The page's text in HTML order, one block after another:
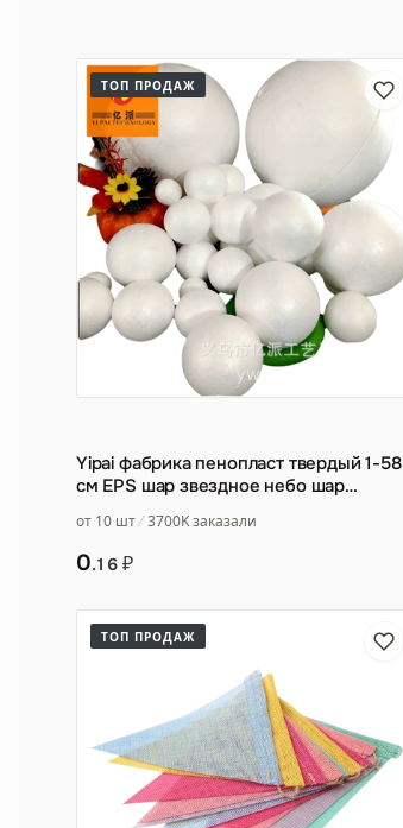
Товары
ТОП ПРОДАЖ
Yipai фабрика пенопласт твердый 1-58
см EPS шар звездное небо шар
от 10 шт 3700K заказали
0.16 ₽
ТОП ПРОДАЖ